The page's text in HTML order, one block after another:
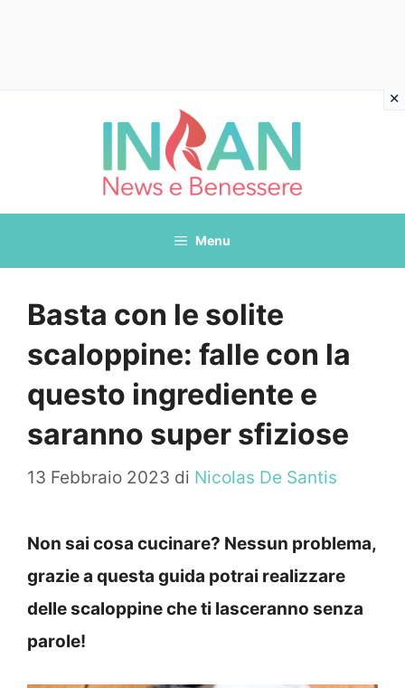
Menu
Basta con le solite
scaloppine: falle con la
questo ingrediente e
saranno super sfiziose
13 Febbraio 2023 di Nicolas De Santis
Non sai cosa cucinare? Nessun problema,
grazie a questa guida potrai realizzare
delle scaloppine che ti lasceranno senza
parole!